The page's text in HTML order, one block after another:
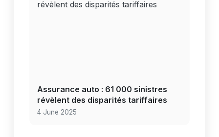
Assurance auto : 61 000 sinistres
révèlent des disparités tariffaires
4 June 2025